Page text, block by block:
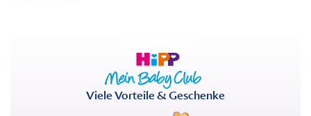
Viele Vorteile & Geschenke